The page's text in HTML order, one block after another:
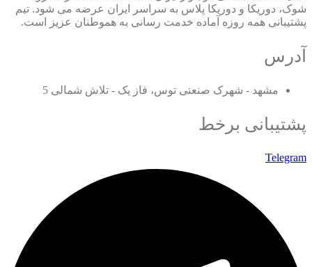
شوک، دوریکا و دوریکا پلاس به سراسر ایران عرضه می شود. تیم
پشتیبانی همه روزه آماده خدمت رسانی به هموطنان عزیز است.
آدرس
مشهد - شهرک صنعتی توس، فاز یک - تلاش شمالی 5
پشتیبانی برخط
Telegram